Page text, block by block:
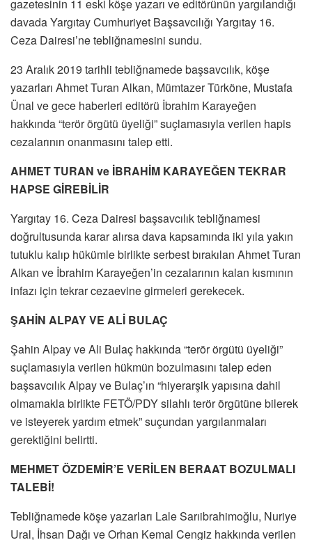
gazetesinin 11 eski köşe yazarı ve editörünün yargılandığı
davada Yargıtay Cumhuriyet Başsavcılığı Yargıtay 16.
Ceza Dairesi’ne tebliğnamesini sundu.
23 Aralık 2019 tarihli tebliğnamede başsavcılık, köşe
yazarları Ahmet Turan Alkan, Mümtazer Türköne, Mustafa
Ünal ve gece haberleri editörü İbrahim Karayeğen
hakkında “terör örgütü üyeliği” suçlamasıyla verilen hapis
cezalarının onanmasını talep etti.
AHMET TURAN ve İBRAHİM KARAYEĞEN TEKRAR
HAPSE GİREBİLİR
Yargıtay 16. Ceza Dairesi başsavcılık tebliğnamesi
doğrultusunda karar alırsa dava kapsamında iki yıla yakın
tutuklu kalıp hükümle birlikte serbest bırakılan Ahmet Turan
Alkan ve İbrahim Karayeğen’in cezalarının kalan kısmının
infazı için tekrar cezaevine girmeleri gerekecek.
ŞAHİN ALPAY VE ALİ BULAÇ
Şahin Alpay ve Ali Bulaç hakkında “terör örgütü üyeliği”
suçlamasıyla verilen hükmün bozulmasını talep eden
başsavcılık Alpay ve Bulaç’ın “hiyerarşik yapısına dahil
olmamakla birlikte FETÖ/PDY silahlı terör örgütüne bilerek
ve isteyerek yardım etmek” suçundan yargılanmaları
gerektiğini belirtti.
MEHMET ÖZDEMİR’E VERİLEN BERAAT BOZULMALI
TALEBİ!
Tebliğnamede köşe yazarları Lale Sarıibrahimoğlu, Nuriye
Ural, İhsan Dağı ve Orhan Kemal Cengiz hakkında verilen